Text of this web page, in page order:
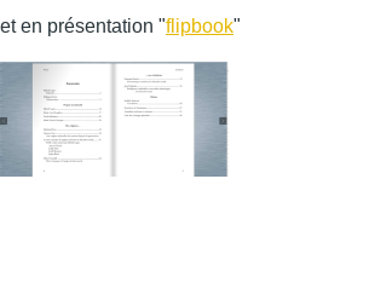
et en présentation "flipbook"